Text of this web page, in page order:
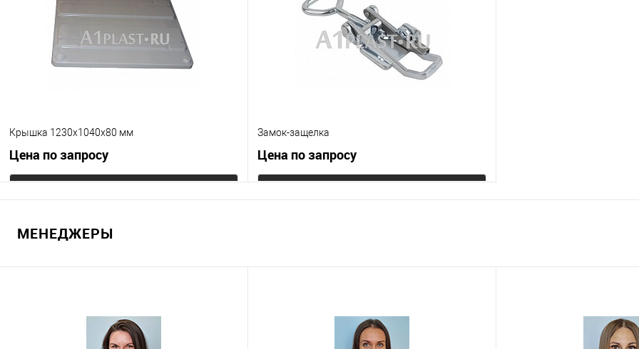
В избранное
Под заказ
В избранное
Крышка 1230х1040х80 мм
Цена по запросу
Купить в 1 клик
Замок-защелка
Цена по запросу
МЕНЕДЖЕРЫ